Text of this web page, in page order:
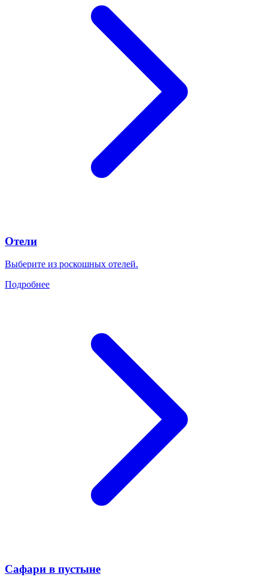
Отели
Выберите из роскошных отелей.
Подробнее
Сафари в пустыне